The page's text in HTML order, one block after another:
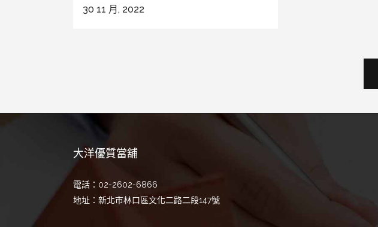
30 11 月, 2022
大洋優質當舖
電話：02-2602-6866
地址：新北市林口區文化二路二段147號